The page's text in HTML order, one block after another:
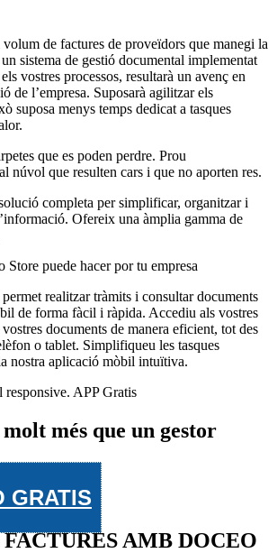
de factures de proveïdors que manegi la
sistema de gestió documental implementat
vostres processos, resultarà un avenç en
de l’empresa. Suposarà agilitzar els
suposa menys temps dedicat a tasques
que es poden perdre. Prou
núvol que resulten cars i que no aporten res.
completa per simplificar, organitzar i
Ofereix una àmplia gamma de
permet realitzar tràmits i consultar documents
de forma fàcil i ràpida. Accediu als vostres
documents de manera eficient, tot des
o tablet. Simplifiqueu les tasques
nostra aplicació mòbil intuïtiva.
més que un gestor
GRATIS
AMB DOCEO